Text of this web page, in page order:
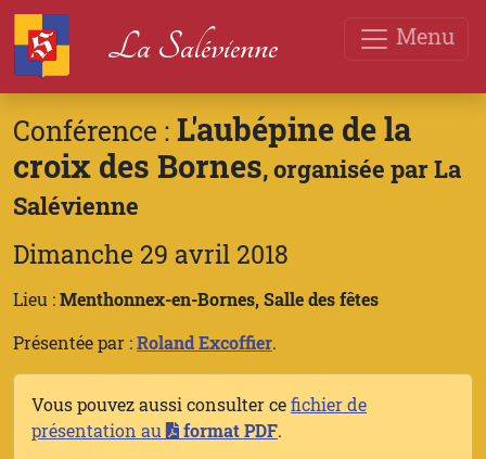
Menu
La Salévienne
Conférence : L'aubépine de la
croix des Bornes, organisée par La
Salévienne
Dimanche 29 avril 2018
Lieu :Menthonnex-en-Bornes, Salle des fêtes
Présentée par :Roland Excoffier.
Vous pouvez aussi consulter cefichier de
présentation au
format PDF.